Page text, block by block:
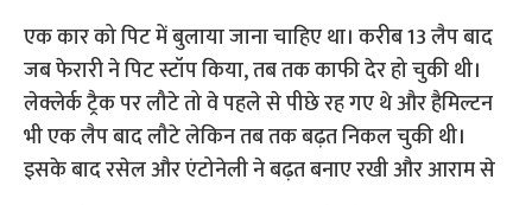
एक कार को पिट में बुलाया जाना चाहिए था। करीब 13 लैप बाद
जब फेरारी ने पिट स्टॉप किया, तब तक काफी देर हो चुकी थी।
लेक्लेर्क ट्रैक पर लौटे तो वे पहले से पीछे रह गए थे और हैमिल्टन
भी एक लैप बाद लौटे लेकिन तब तक बढ़त निकल चुकी थी।
इसके बाद रसेल और एंटोनेली ने बढ़त बनाए रखी और आराम से